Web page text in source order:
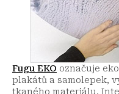
Fugu EKO označuje
plakátů a samolepek,
tkaného materiálu.